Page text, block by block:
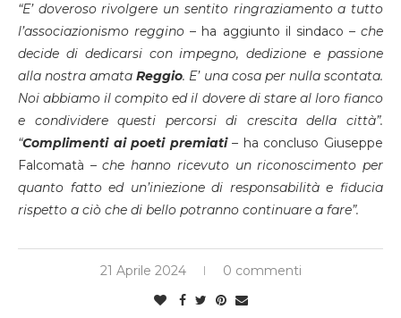
“E’ doveroso rivolgere un sentito ringraziamento a tutto
l’associazionismo reggino – ha aggiunto il sindaco – che
decide di dedicarsi con impegno, dedizione e passione
alla nostra amataReggio. E’ una cosa per nulla scontata.
Noi abbiamo il compito ed il dovere di stare al loro fianco
e condividere questi percorsi di crescita della città”.
“Complimenti ai poeti premiati– ha concluso Giuseppe
Falcomatà –che hanno ricevuto un riconoscimento per
quanto fatto ed un’iniezione di responsabilità e fiducia
rispetto a ciò che di bello potranno continuare a fare”.
21 Aprile 2024 0 commenti